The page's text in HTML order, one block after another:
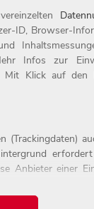
ID, Browser-
Infos zur
Mit Klick auf den
Anbieter einer